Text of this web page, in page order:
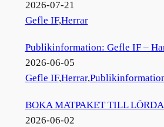
2026-07-21
Gefle IF,Herrar
Publikinformation: Gefle IF –
2026-06-05
Gefle IF,Herrar,
BOKA MATPAKET TILL
2026-06-02